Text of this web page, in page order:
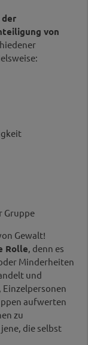
der
von
Gruppe
Gewalt!
Rolle, denn es
Minderheiten
und
aufwerten
zu
die selbst